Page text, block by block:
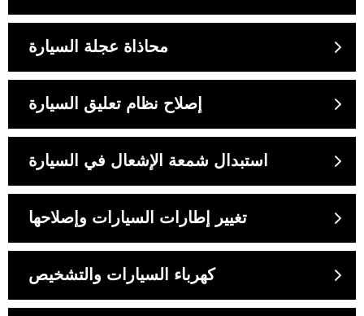
محاذاة عجلة السيارة
إصلاح نظام تعليق السيارة
استبدال شمعة الإشعال في السيارة
تغيير إطارات السيارات وإصلاحها
كهرباء السيارات والتشخيص